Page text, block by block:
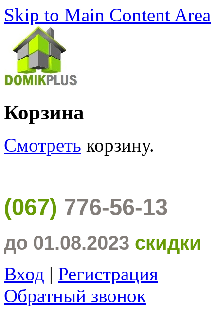
Skip to Main Content Area
Корзина
Смотреть корзину.
(067) 776-56-13
до 01.08.2023 скидки
Вход | Регистрация
Обратный звонок